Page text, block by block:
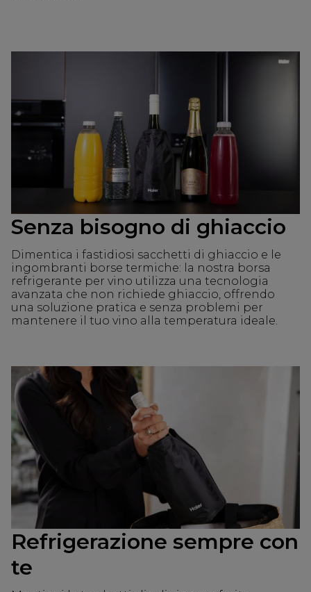
Senza bisogno di ghiaccio
Dimentica i fastidiosi sacchetti di ghiaccio e le
ingombranti borse termiche: la nostra borsa
refrigerante per vino utilizza una tecnologia
avanzata che non richiede ghiaccio, offrendo
una soluzione pratica e senza problemi per
mantenere il tuo vino alla temperatura ideale.
Refrigerazione sempre con
te